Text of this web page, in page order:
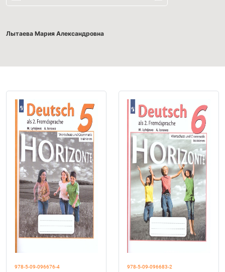
Лытаева Мария Александровна
978-5-09-096676-4 978-5-09-096683-2